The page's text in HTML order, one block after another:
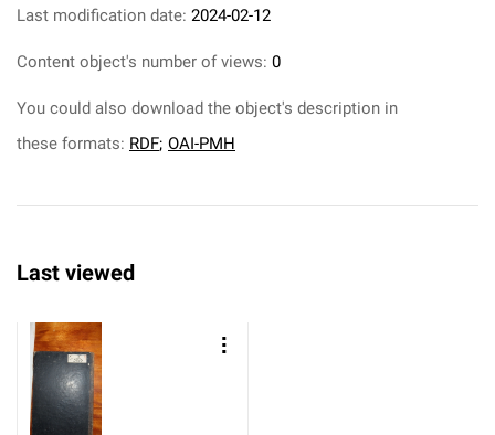
Last modification date: 2024-02-12
Content object's number of views: 0
You could also download the object's description in
these formats: RDF; OAI-PMH
Last viewed